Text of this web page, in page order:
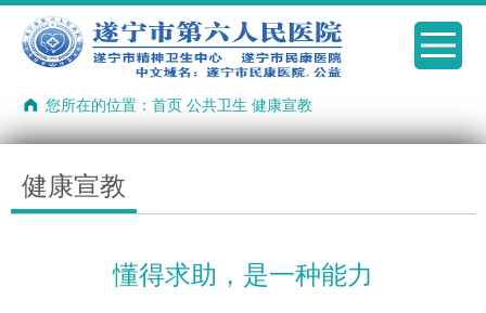
您所在的位置：首页 公共卫生 健康宣教
健康宣教
懂得求助，是一种能力